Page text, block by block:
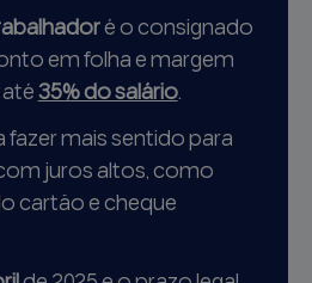
é o consignado
em folha e margem
35% do salário.
fazer mais sentido para
juros altos, como
cartão e cheque